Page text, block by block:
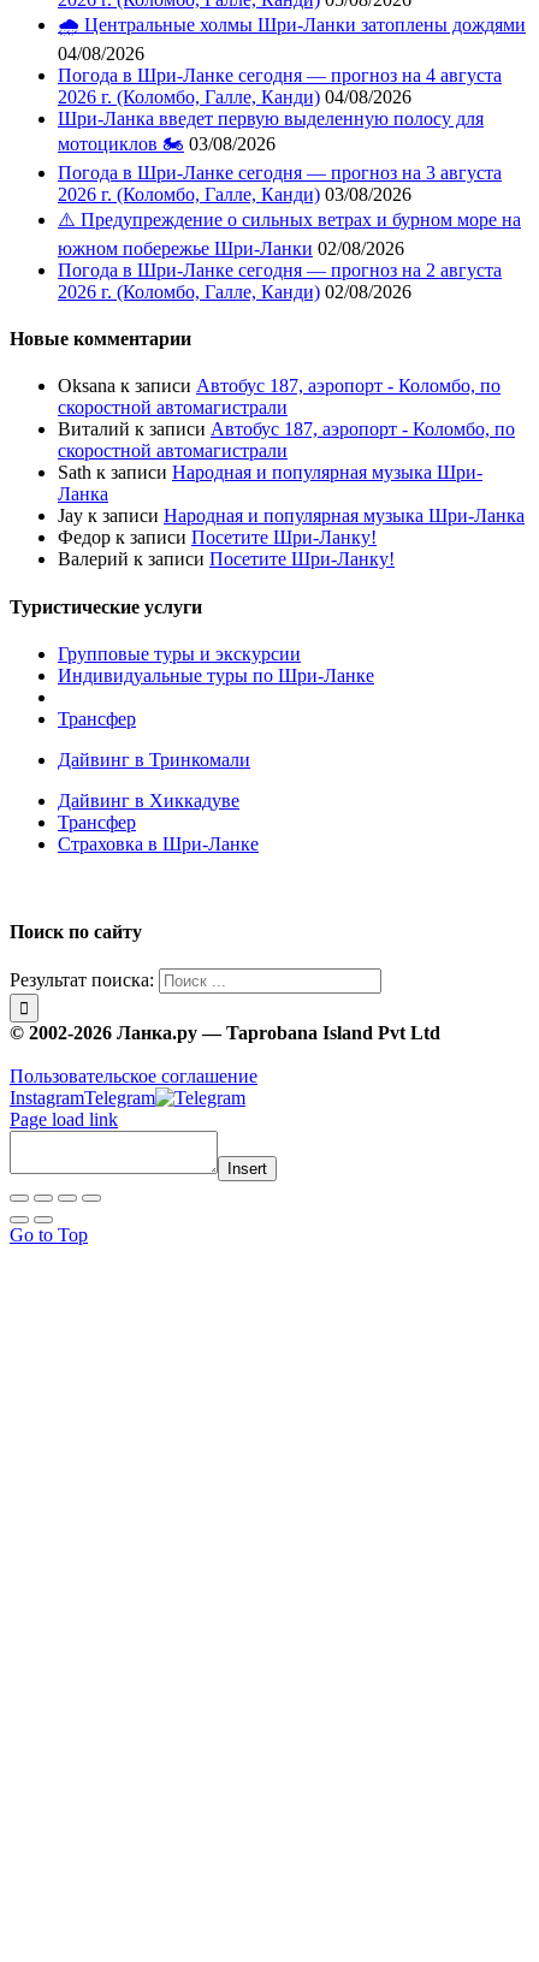
🌧️ Центральные холмы Шри-Ланки затоплены дождями
04/08/2026
Погода в Шри-Ланке сегодня — прогноз на 4 августа
2026 г. (Коломбо, Галле, Канди) 04/08/2026
Шри-Ланка введет первую выделенную полосу для
мотоциклов 🏍️ 03/08/2026
Погода в Шри-Ланке сегодня — прогноз на 3 августа
2026 г. (Коломбо, Галле, Канди) 03/08/2026
⚠️ Предупреждение о сильных ветрах и бурном море на
южном побережье Шри-Ланки 02/08/2026
Погода в Шри-Ланке сегодня — прогноз на 2 августа
2026 г. (Коломбо, Галле, Канди) 02/08/2026
Новые комментарии
Oksana к записи Автобус 187, аэропорт - Коломбо, по
скоростной автомагистрали
Виталий к записи Автобус 187, аэропорт - Коломбо, по
скоростной автомагистрали
Sath к записи Народная и популярная музыка Шри-
Ланка
Jay к записи Народная и популярная музыка Шри-Ланка
Федор к записи Посетите Шри-Ланку!
Валерий к записи Посетите Шри-Ланку!
Туристические услуги
Групповые туры и экскурсии
Индивидуальные туры по Шри-Ланке
Трансфер
Дайвинг в Тринкомали
Дайвинг в Хиккадуве
Трансфер
Страховка в Шри-Ланке
Поиск по сайту
Результат поиска:
© 2002-2026 Ланка.ру — Taprobana Island Pvt Ltd
Пользовательское соглашение
InstagramTelegram
Page load link
Insert
Go to Top